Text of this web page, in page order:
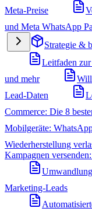
Meta-Preise
und Meta WhatsApp
Strategie &
Leitfaden
und mehr
Lead-Daten
Commerce: Die 8
Mobilgeräte:
Wiederherstellung
Kampagnen
Marketing-Leads